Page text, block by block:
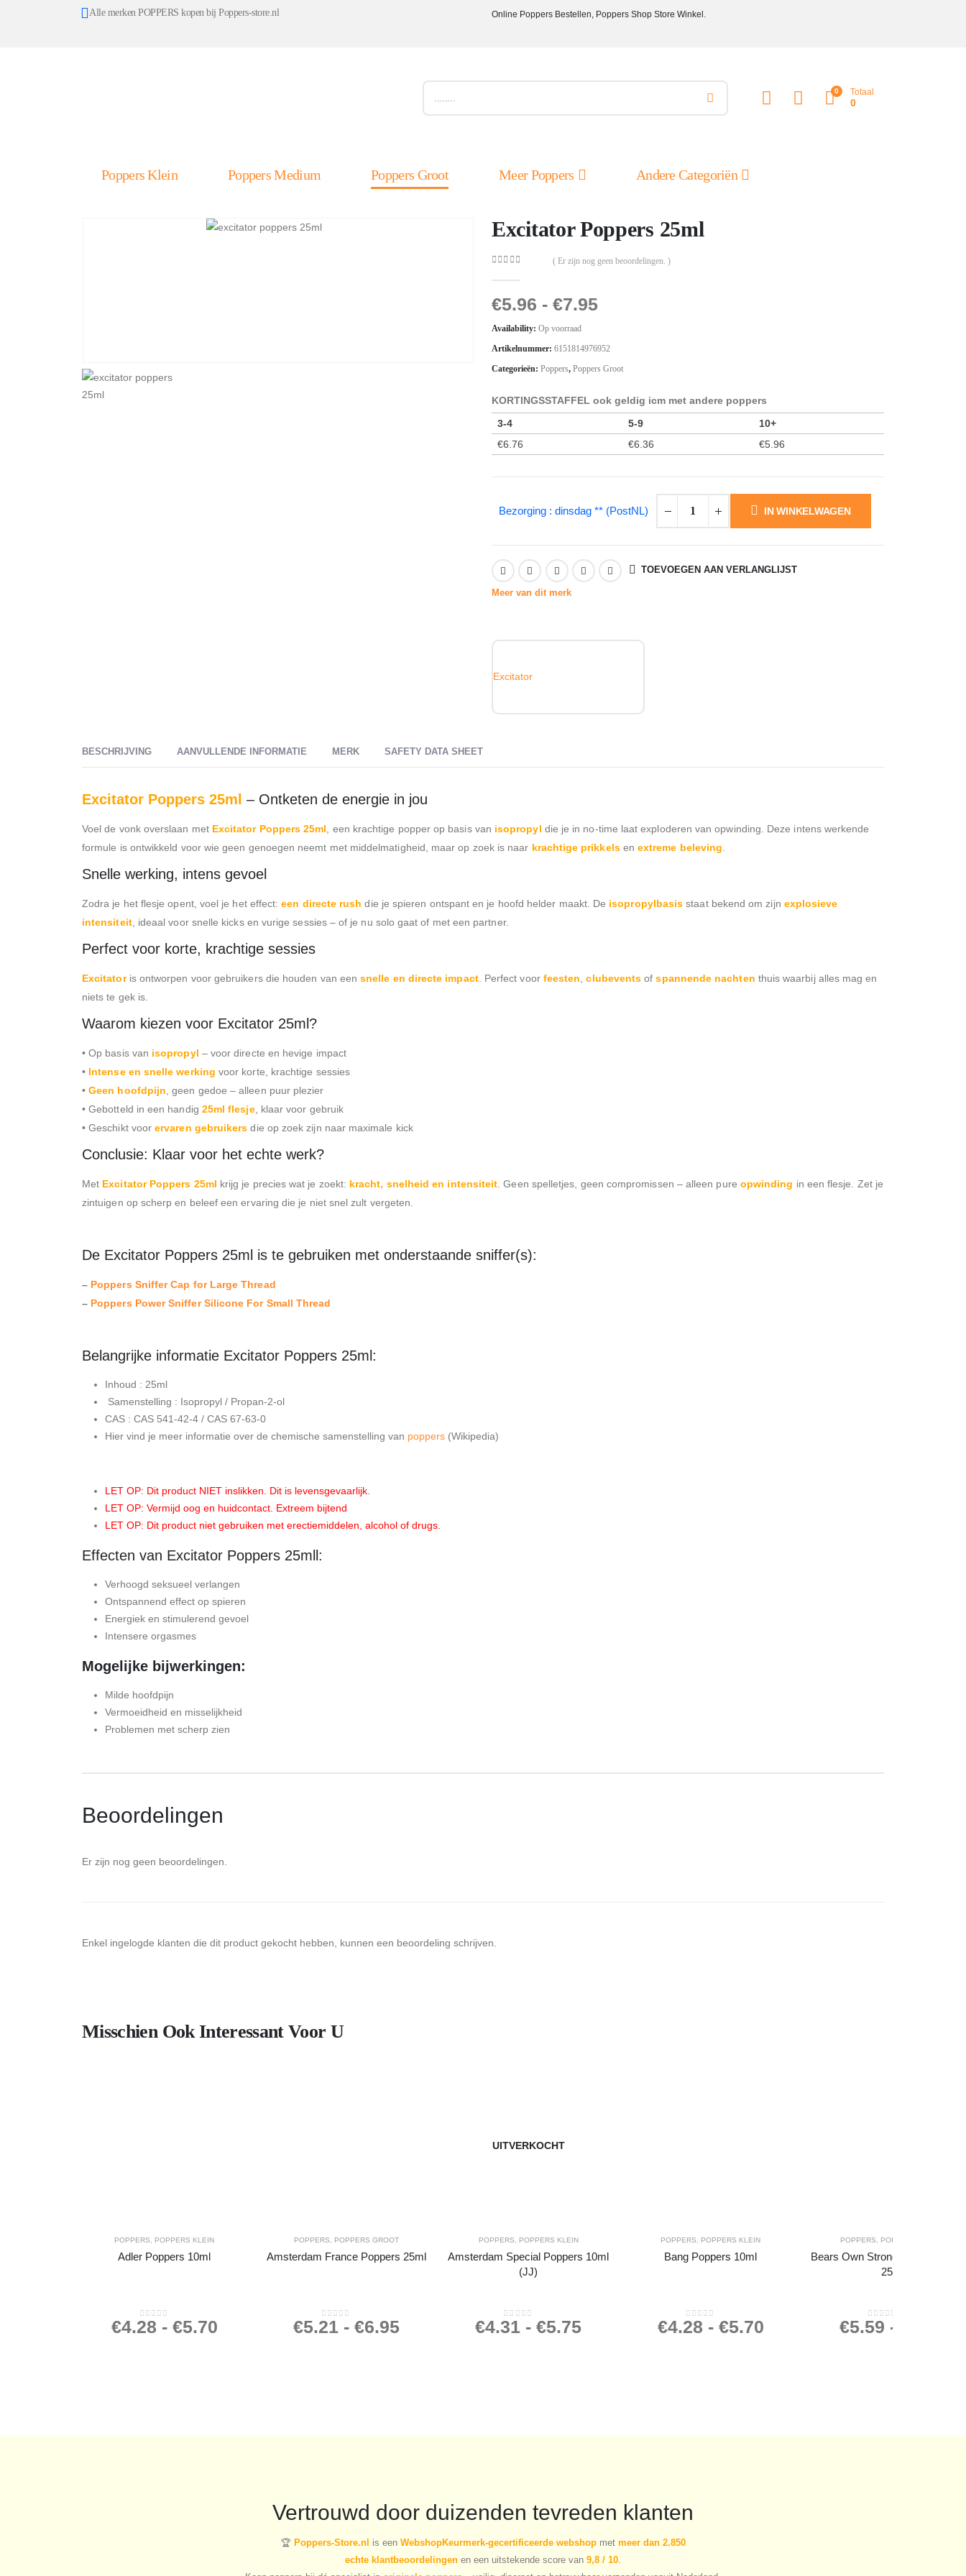
Alle merken POPPERS kopen bij Poppers-store.nl Online Poppers Bestellen, Poppers Shop Store Winkel.
0 Totaal
0
Poppers Klein Poppers Medium Poppers Groot Meer Poppers Andere Categoriën
Excitator Poppers 25ml
( Er zijn nog geen beoordelingen. )
€5.96 - €7.95
Availability: Op voorraad
Artikelnummer: 6151814976952
Categorieën: Poppers, Poppers Groot
KORTINGSSTAFFEL ook geldig icm met andere poppers
3-4
5-9
10+
€6.76 €6.36 €5.96
Bezorging : dinsdag ** (PostNL) IN WINKELWAGEN
TOEVOEGEN AAN VERLANGLIJST
Meer van dit merk
Excitator
BESCHRIJVING AANVULLENDE INFORMATIE MERK SAFETY DATA SHEET
Excitator Poppers 25ml – Ontketen de energie in jou
Voel de vonk overslaan met Excitator Poppers 25ml , een krachtige popper op basis van isopropyl die je in no-time laat exploderen van opwinding. Deze intens werkende
formule is ontwikkeld voor wie geen genoegen neemt met middelmatigheid, maar op zoek is naar krachtige prikkelsenextreme beleving
Snelle werking, intens gevoel
Zodra je het flesje opent, voel je het effect:een directe rush die je spieren ontspant en je hoofd helder maakt. De isopropylbasis staat bekend om zijn explosieve
intensiteit, ideaal voor snelle kicks en vurige sessies – of je nu solo gaat of met een partner.
Perfect voor korte, krachtige sessies
Excitatoris ontworpen voor gebruikers die houden van eensnelle en directe impact. Perfect voor feesten ,clubevents ofspannende nachten thuis waarbij alles mag en
niets te gek is.
Waarom kiezen voor Excitator 25ml?
• Op basis van isopropyl – voor directe en hevige impact
• Intense en snelle werking voor korte, krachtige sessies
•Geen hoofdpijn , geen gedoe – alleen puur plezier
• Gebotteld in een handig 25ml flesje, klaar voor gebruik
• Geschikt voorervaren gebruikers die op zoek zijn naar maximale kick
Conclusie: Klaar voor het echte werk?
Met Excitator Poppers 25ml krijg je precies wat je zoekt: kracht, snelheid en intensiteit . Geen spelletjes, geen compromissen – alleen pure opwinding in een flesje. Zet je
zintuigen op scherp en beleef een ervaring die je niet snel zult vergeten.
De Excitator Poppers 25ml is te gebruiken met onderstaande sniffer(s):
– Poppers Sniffer Cap for Large Thread
– Poppers Power Sniffer Silicone For Small Thread
Belangrijke informatie Excitator Poppers 25ml:
Inhoud : 25ml
Samenstelling : Isopropyl / Propan-2-ol
CAS : CAS 541-42-4 / CAS 67-63-0
Hier vind je meer informatie over de chemische samenstelling van poppers (Wikipedia)
LET OP: Dit product NIET inslikken. Dit is levensgevaarlijk.
LET OP: Vermijd oog en huidcontact. Extreem bijtend
LET OP: Dit product niet gebruiken met erectiemiddelen, alcohol of drugs.
Effecten van Excitator Poppers 25mll:
Verhoogd seksueel verlangen
Ontspannend effect op spieren
Energiek en stimulerend gevoel
Intensere orgasmes
Mogelijke bijwerkingen:
Milde hoofdpijn
Vermoeidheid en misselijkheid
Problemen met scherp zien
Beoordelingen
Er zijn nog geen beoordelingen.
Enkel ingelogde klanten die dit product gekocht hebben, kunnen een beoordeling schrijven.
Misschien Ook Interessant Voor U
POPPERS POPPERS KLEIN
Adler Poppers 10ml
0out of 5
€4.28 - €5.70
POPPERS POPPERS GROOT
Amsterdam France Poppers 25ml
0out of 5
€5.21- €6.95
UITVERKOCHT
POPPERS POPPERS KLEIN
Amsterdam Special Poppers 10ml
(JJ)
0out of 5
€4.31 -€5.75
POPPERS POPPERS KLEIN
Bang Poppers 10ml
0out of 5
€4.28 - €5.70
POPPERS POPPERS GROOT
Bears Own Strong Aroma
25ml
0out of 5
€5.59 -
Vertrouwd door duizenden tevreden klanten
🏆 Poppers-Store.nl is een WebshopKeurmerk-gecertificeerde webshop met meer dan 2.850
echte klantbeoordelingen en een uitstekende score van 9,8 / 10